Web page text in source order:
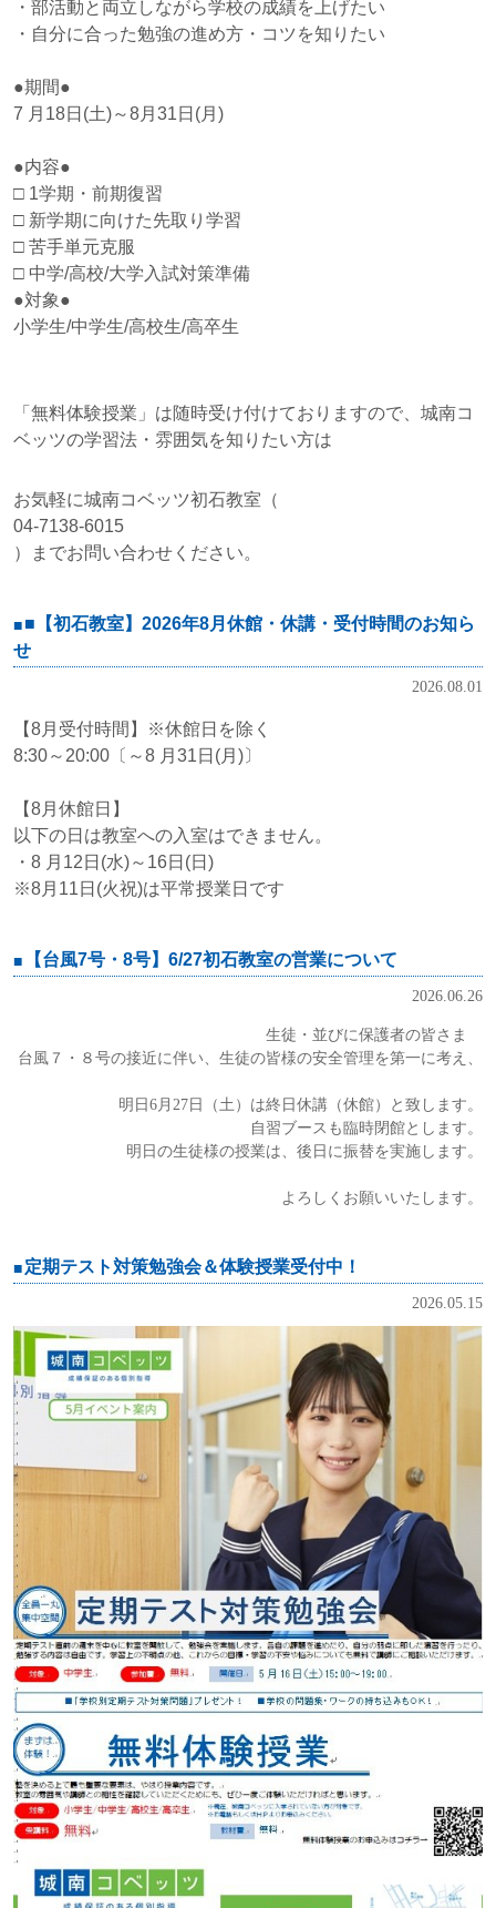
・部活動と両立しながら学校の成績を上げたい
・自分に合った勉強の進め方・コツを知りたい
●期間●
7 月18日(土)～8月31日(月)
●内容●
□ 1学期・前期復習
□ 新学期に向けた先取り学習
□ 苦手単元克服
□ 中学/高校/大学入試対策準備
●対象●
小学生/中学生/高校生/高卒生
「無料体験授業」は随時受け付けておりますので、城南コ
ベッツの学習法・雰囲気を知りたい方は
お気軽に城南コベッツ初石教室（
04-7138-6015
）までお問い合わせください。
■【初石教室】2026年8月休館・休講・受付時間のお知ら
せ
2026.08.01
【8月受付時間】※休館日を除く
8:30～20:00〔～8 月31日(月)〕
【8月休館日】
以下の日は教室への入室はできません。
・8 月12日(水)～16日(日)
※8月11日(火祝)は平常授業日です
【台風7号・8号】6/27初石教室の営業について
2026.06.26
生徒・並びに保護者の皆さま
台風７・８号の接近に伴い、生徒の皆様の安全管理を第一に考え、
明日6月27日（土）は終日休講（休館）と致します。
自習ブースも臨時閉館とします。
明日の生徒様の授業は、後日に振替を実施します。
よろしくお願いいたします。
定期テスト対策勉強会＆体験授業受付中！
2026.05.15